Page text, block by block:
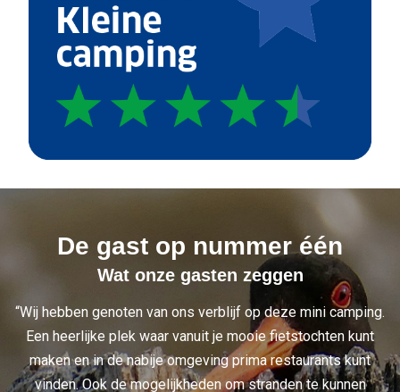
De gast op nummer één
Wat onze gasten zeggen
“Wij hebben genoten van ons verblijf op deze mini camping.
Een heerlijke plek waar vanuit je mooie fietstochten kunt
maken en in de nabije omgeving prima restaurants kunt
vinden. Ook de mogelijkheden om stranden te kunnen